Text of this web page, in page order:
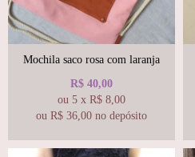
Mochila saco rosa com laranja
R$ 40,00
ou 5 x R$ 8,00
ou R$ 36,00 no depósito